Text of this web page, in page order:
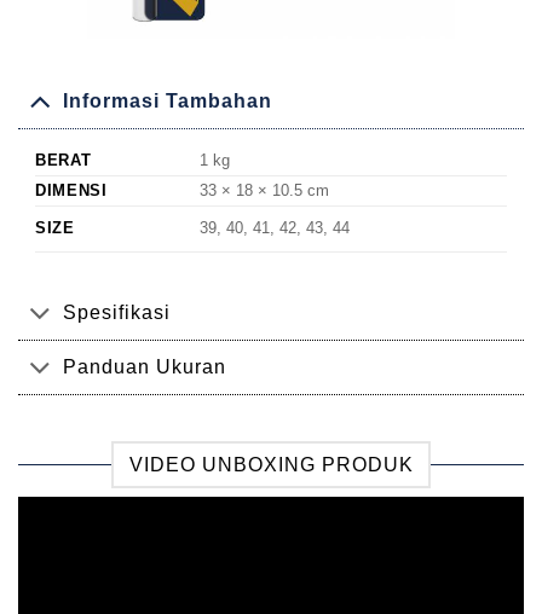
Informasi Tambahan
BERAT
1 kg
DIMENSI
33 × 18 × 10.5 cm
SIZE 39, 40, 41, 42, 43, 44
Spesifikasi
Panduan Ukuran
VIDEO UNBOXING PRODUK